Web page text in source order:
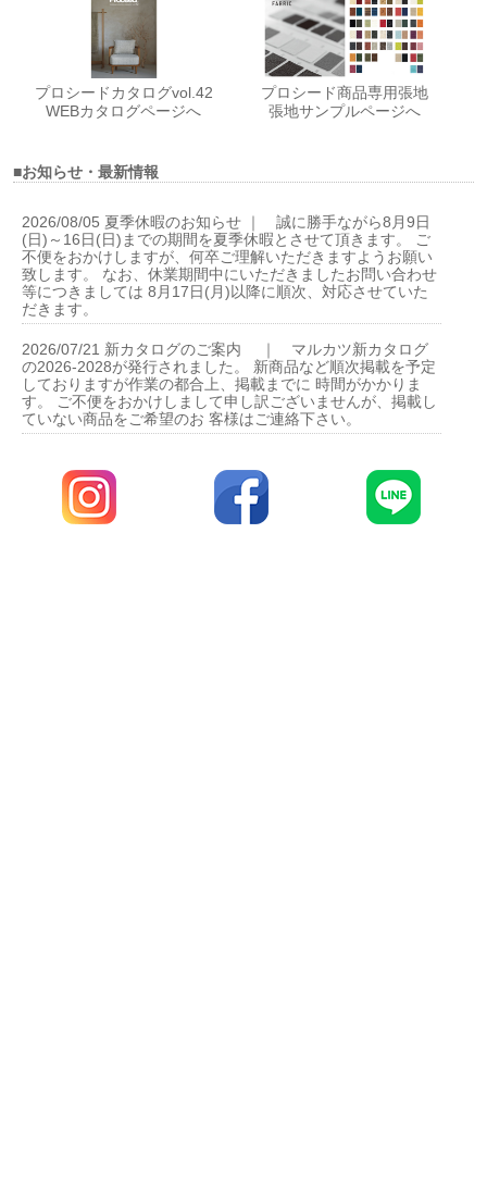
プロシードカタログvol.42
WEBカタログページへ
プロシード商品専用張地
張地サンプルページへ
■お知らせ・最新情報